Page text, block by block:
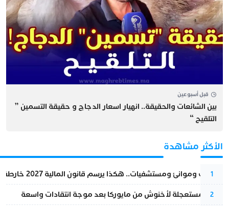
قبل أسبوعين
بين الشائعات والحقيقة.. انهيار اسعار الدجاج و حقيقة التسمين ”
التلقيح “
الأكثر مشاهدة
1
قطارات وموانئ ومستشفيات.. هكذا يرسم قانون المالية 2027 خارطة المغرب المقبل
2
عودة مستعجلة لأخنوش من مايوركا بعد موجة انتقادات واسعة